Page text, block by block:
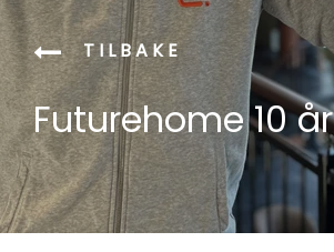
TILBAKE
Futurehome 10 år